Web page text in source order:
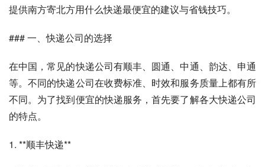
提供南方寄北方用什么快递最便宜的建议与省钱技巧。
### 一、快递公司的选择
在中国，常见的快递公司有顺丰、圆通、中通、韵达、申通
等。不同的快递公司在收费标准、时效和服务质量上都有所
不同。为了找到便宜的快递服务，首先要了解各大快递公司
的特点。
1. **顺丰快递**